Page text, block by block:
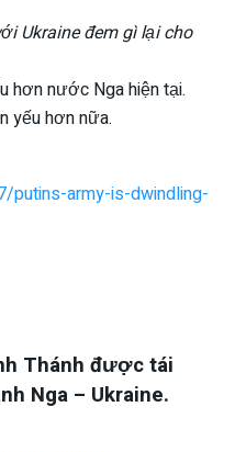
Ukraine đem gì lại cho
hơn nước Nga hiện tại.
yếu hơn nữa.
army-is-dwindling-
Thánh được tái
Nga – Ukraine.